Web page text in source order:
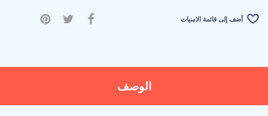
أضف إلى قائمة الامنيات
الوصف